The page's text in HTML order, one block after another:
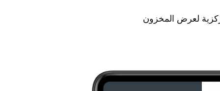
لعرض المخزون